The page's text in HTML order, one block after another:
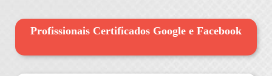
Profissionais Certificados Google e Facebook